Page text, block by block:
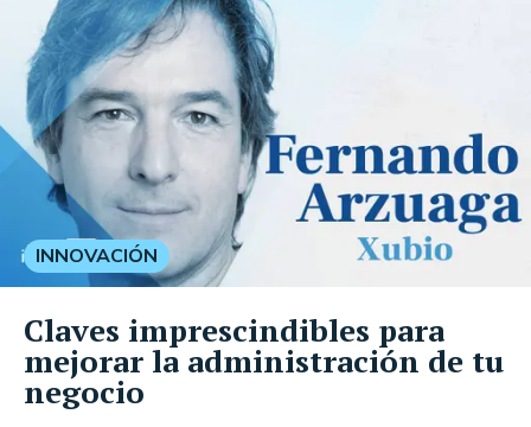
INNOVACIÓN
Claves imprescindibles para
mejorar la administración de tu
negocio